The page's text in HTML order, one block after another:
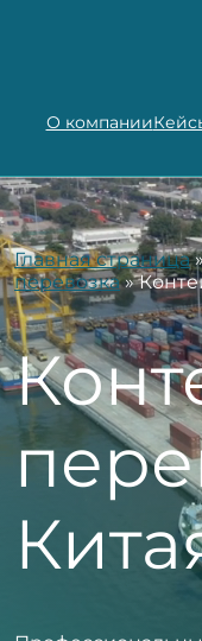
О компании
Главная страница
перевозка»